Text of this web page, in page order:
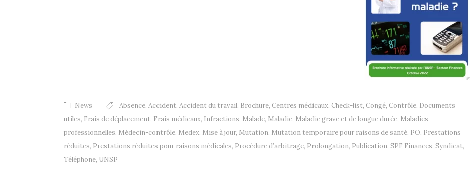
News Absence, Accident, Accident du travail, Brochure, Centres médicaux, Check-list, Congé, Contrôle, Documents
utiles, Frais de déplacement, Frais médicaux, Infractions, Malade, Maladie, Maladie grave et de longue durée, Maladies
professionnelles, Médecin-contrôle, Medex, Mise à jour, Mutation, Mutation temporaire pour raisons de santé, PO, Prestations
réduites, Prestations réduites pour raisons médicales, Procédure d’arbitrage, Prolongation, Publication, SPF Finances, Syndicat,
Téléphone, UNSP